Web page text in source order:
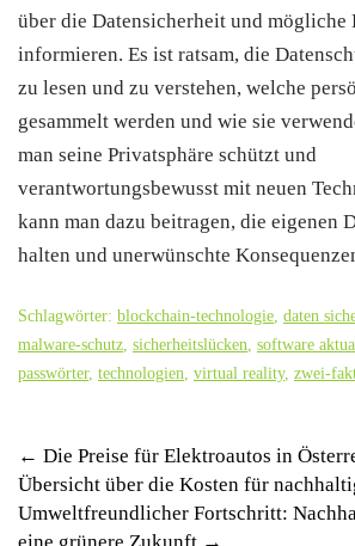
über die Datensicherheit und mögliche
informieren. Es ist ratsam, die
zu lesen und zu verstehen, welche
gesammelt werden und wie sie
man seine Privatsphäre schützt und
verantwortungsbewusst mit neuen
kann man dazu beitragen, die eigenen
halten und unerwünschte
Schlagwörter: blockchain-technologie daten
malware-schutz sicherheitslücken software
passwörter, technologien virtual reality, zwei-
Post
navigation
← Die Preise für Elektroautos in
Übersicht über die Kosten für
Umweltfreundlicher Fortschritt: